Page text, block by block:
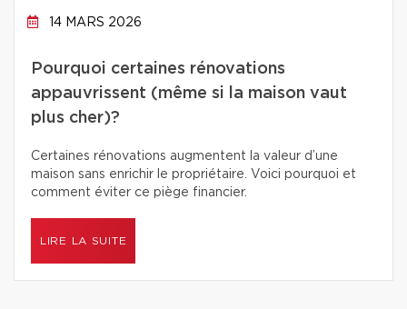
14 MARS 2026
Pourquoi certaines rénovations
appauvrissent (même si la maison vaut
plus cher)?
Certaines rénovations augmentent la valeur d’une
maison sans enrichir le propriétaire. Voici pourquoi et
comment éviter ce piège financier.
LIRE LA SUITE